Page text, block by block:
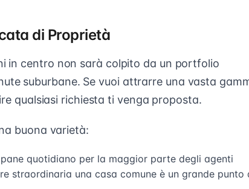
di Proprietà
in centro non sarà colpito da un portfolio
suburbane. Se vuoi attrarre una vasta
qualsiasi richiesta ti venga proposta.
buona varietà:
quotidiano per la maggior parte degli agenti
straordinaria una casa comune è un grande punto